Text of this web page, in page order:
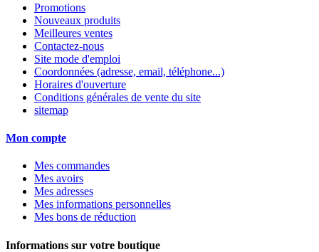
Promotions
Nouveaux produits
Meilleures ventes
Contactez-nous
Site mode d'emploi
Coordonnées (adresse, email, téléphone...)
Horaires d'ouverture
Conditions générales de vente du site
sitemap
Mon compte
Mes commandes
Mes avoirs
Mes adresses
Mes informations personnelles
Mes bons de réduction
Informations sur votre boutique